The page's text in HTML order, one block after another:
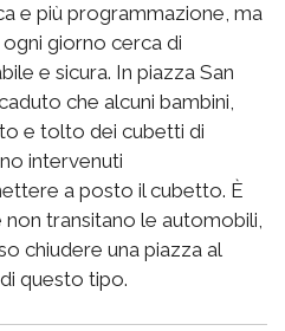
e più programmazione, ma
giorno cerca di
e sicura. In piazza San
che alcuni bambini,
e tolto dei cubetti di
intervenuti
a posto il cubetto. È
transitano le automobili,
chiudere una piazza al
questo tipo.